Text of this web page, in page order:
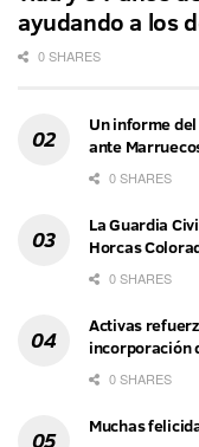
ayudando a los
0 SHARES
Un informe
ante
0 SHARES
La Guardia
Horcas
0 SHARES
Activas
incorporación
0 SHARES
Muchas